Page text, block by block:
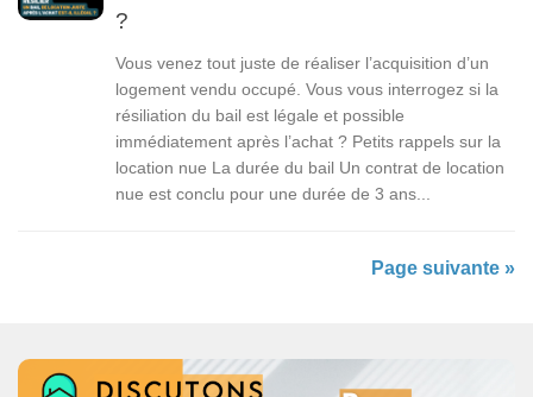
?
Vous venez tout juste de réaliser l’acquisition d’un
logement vendu occupé. Vous vous interrogez si la
résiliation du bail est légale et possible
immédiatement après l’achat ? Petits rappels sur la
location nue La durée du bail Un contrat de location
nue est conclu pour une durée de 3 ans...
Page suivante »